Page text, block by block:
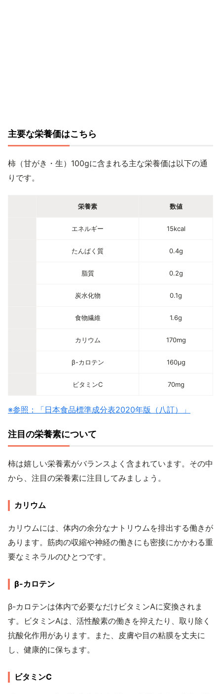
主要な栄養価はこちら
柿（甘がき・生）100gに含まれる主な栄養価は以下の通
りです。
栄養素 数値
エネルギー 15kcal
たんぱく質 0.4g
脂質 0.2g
炭水化物 0.1g
食物繊維 1.6g
カリウム 170mg
β-カロテン 160μg
ビタミンC 70mg
※参照：「日本食品標準成分表2020年版（八訂）」
注目の栄養素について
柿は嬉しい栄養素がバランスよく含まれています。その中
から、注目の栄養素に注目してみましょう。
カリウム
カリウムには、体内の余分なナトリウムを排出する働きが
あります。筋肉の収縮や神経の働きにも密接にかかわる重
要なミネラルのひとつです。
β-カロテン
β-カロテンは体内で必要なだけビタミンAに変換されま
す。ビタミンAは、活性酸素の働きを抑えたり、取り除く
抗酸化作用があります。また、皮膚や目の粘膜を丈夫に
し、健康的に保ちます。
ビタミンC